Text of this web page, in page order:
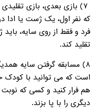
۷) بازی بعدی، بازی
که نفر اول، یک ژست یا ادا
فرد و فقط از روی سایه،
تقلید کند.
۸) مسابقه گرفتن سایه
است که می توانید با کودک
هم فرار کنید و کسی که
دیگری را با پا بزند.